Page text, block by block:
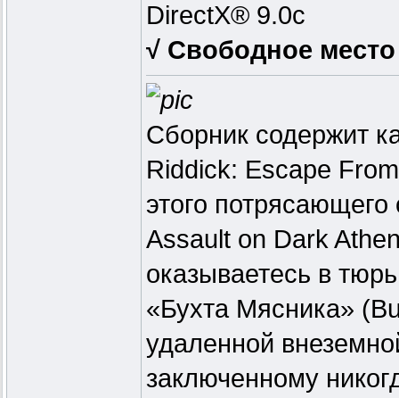
DirectX® 9.0с
√ Свободное
Сборник содержит
Riddick: Escape
этого
Assault on Dark
оказываетесь в
«Бухта Мясника»
удаленной
заключенному